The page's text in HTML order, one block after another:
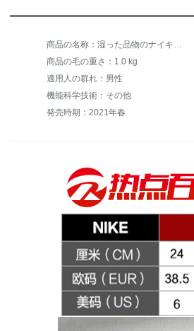
。。。。。。。。。。。。。。。。。。。。
商品の名称：湿った品物のナイキの男性の靴Air Jordan 1 Mid AJ 1喬1黒の足の指の運動靴の軽便な減震に耐えます。バスケットボールの靴の852542-105白黒の紫41
商品の毛の重さ：1.0 kg
適用人の群れ：男性
機能科学技術：その他
発売時期：2021年春